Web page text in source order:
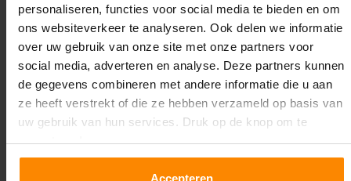
personaliseren, functies voor social media te bieden en om
ons websiteverkeer te analyseren. Ook delen we informatie
over uw gebruik van onze site met onze partners voor
social media, adverteren en analyse. Deze partners kunnen
de gegevens combineren met andere informatie die u aan
ze heeft verstrekt of die ze hebben verzameld op basis van
uw gebruik van hun services. Druk op de knop om te
accepteren!
Accepteren